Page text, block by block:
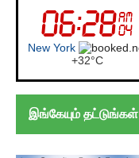
London
+24°C
இங்கேயும் தட்டுங்கள்